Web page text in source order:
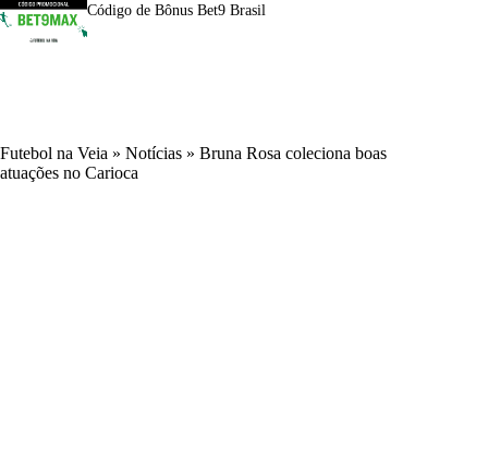
Código de Bônus Bet9 Brasil
Futebol na Veia » Notícias » Bruna Rosa coleciona boas
atuações no Carioca